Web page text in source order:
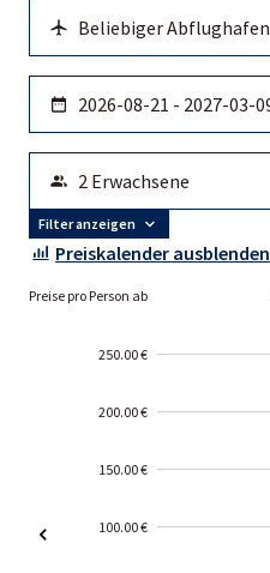
Filter anzeigen
Preiskalender ausblenden
Preise pro Person ab
250.00 €
200.00 €
150.00 €
100.00 €